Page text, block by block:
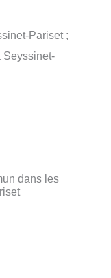
Pariset ;
Seyssinet-
dans les